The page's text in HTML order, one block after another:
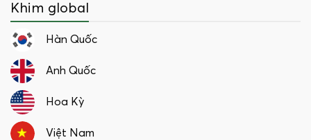
Khim global
Hàn Quốc
Anh Quốc
Hoa Kỳ
Việt Nam